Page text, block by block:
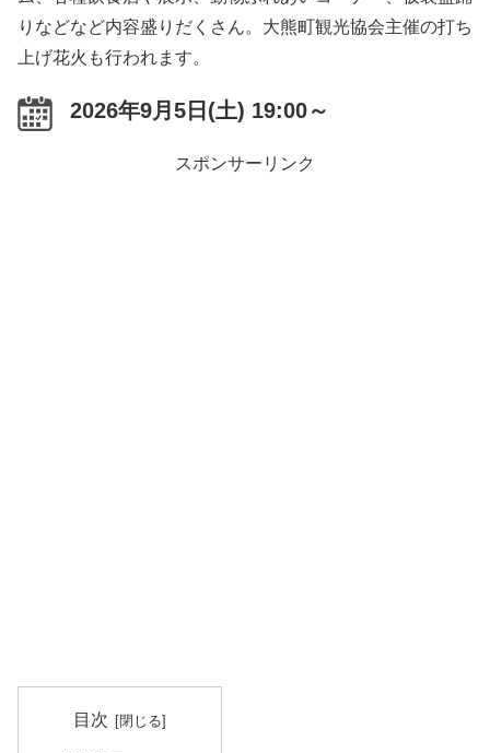
りなどなど内容盛りだくさん。大熊町観光協会主催の打ち
上げ花火も行われます。
2026年9月5日(土) 19:00～
スポンサーリンク
目次